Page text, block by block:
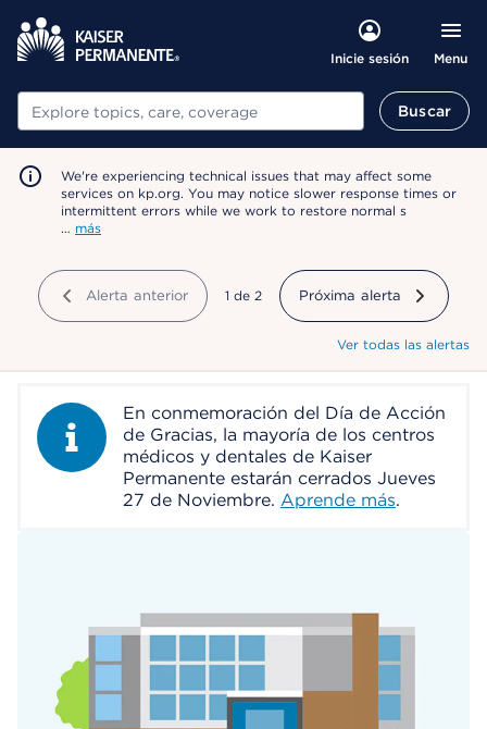
Inicie sesión Menu
Buscar Buscar
We're experiencing technical issues that may affect some
services on kp.org. You may notice slower response times or
intermittent errors while we work to restore normal s
… más
Alerta anterior mostrando
1 de 2 Próxima alerta
Ver todas las alertas
Information AlertEn conmemoración del Día de Acción
de Gracias, la mayoría de los centros
médicos y dentales de Kaiser
Permanente estarán cerrados Jueves
27 de Noviembre. Aprende más.